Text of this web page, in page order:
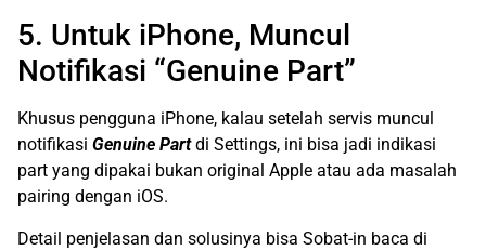
5. Untuk iPhone, Muncul
Notifikasi “Genuine Part”
Khusus pengguna iPhone, kalau setelah servis muncul
notifikasi Genuine Partdi Settings, ini bisa jadi indikasi
part yang dipakai bukan original Apple atau ada masalah
pairing dengan iOS.
Detail penjelasan dan solusinya bisa Sobat-in baca di